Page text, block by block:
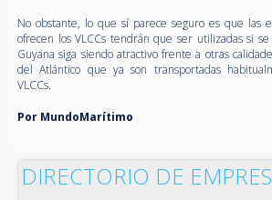
No obstante, lo que sí parece seguro es que las
ofrecen los VLCCs tendrán que ser utilizadas si
Guyana siga siendo atractivo frente a otras
del Atlántico que ya son transportadas
VLCCs.
Por MundoMarítimo
DIRECTORIO DE